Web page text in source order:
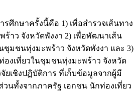
ษาครั้งนี้คือ 1) เพื่อสำรวจเส้นทาง
าว จังหวัดพังงา 2) เพื่อพัฒนาเส้น
ชุมชนทุ่งมะพร้าว จังหวัดพังงา และ 3)
องเที่ยวในชุมชนทุ่งมะพร้าว จังหวัด
ยเชิงปฏิบัติการ ที่เก็บข้อมูลจากผู้มี
นทั้งจากภาครัฐ เอกชน นักท่องเที่ยว